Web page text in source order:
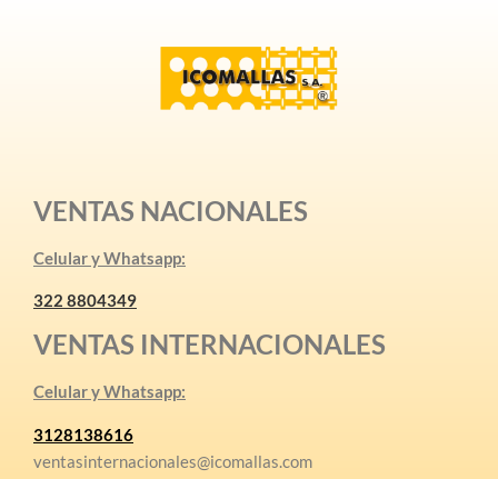
VENTAS NACIONALES
Celular y Whatsapp:
322 8804349
VENTAS INTERNACIONALES
Celular y Whatsapp:
3128138616
ventasinternacionales@icomallas.com